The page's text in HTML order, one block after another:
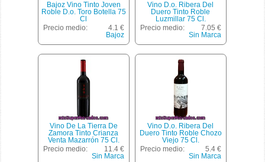
Bajoz Vino Tinto Joven
Roble D.o. Toro Botella 75
Cl
Precio medio:
4.1 €
Bajoz
Vino D.o. Ribera Del
Duero Tinto Roble
Luzmillar 75 Cl.
Precio medio:
7.05 €
Sin Marca
Vino De La Tierra De
Zamora Tinto Crianza
Venta Mazarrón 75 Cl.
Precio medio:
11.4 €
Sin Marca
Vino D.o. Ribera Del
Duero Tinto Roble Chozo
Viejo 75 Cl.
Precio medio:
5.4 €
Sin Marca